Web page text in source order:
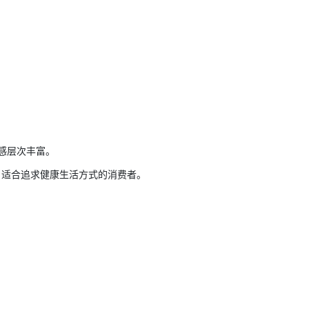
次丰富。
合追求健康生活方式的消费者。